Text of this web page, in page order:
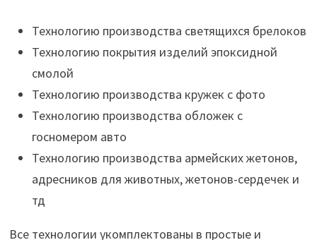
Технологию производства светящихся брелоков
Технологию покрытия изделий эпоксидной
смолой
Технологию производства кружек с фото
Технологию производства обложек с
госномером авто
Технологию производства армейских жетонов,
адресников для животных, жетонов-сердечек и
тд
Все технологии укомплектованы в простые и